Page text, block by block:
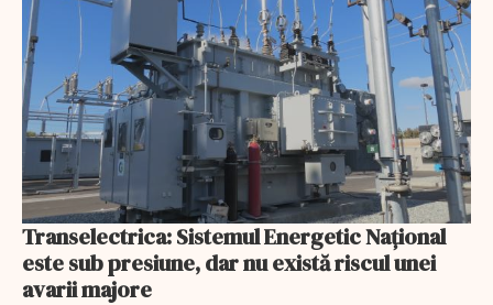
Transelectrica: Sistemul Energetic Național
este sub presiune, dar nu există riscul unei
avarii majore